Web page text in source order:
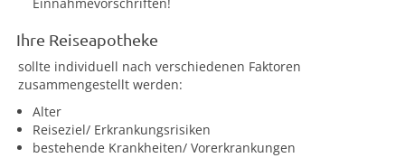
Ihre Reiseapotheke
sollte individuell nach verschiedenen Faktoren
zusammengestellt werden:
Alter
Reiseziel/ Erkrankungsrisiken
bestehende Krankheiten/ Vorerkrankungen